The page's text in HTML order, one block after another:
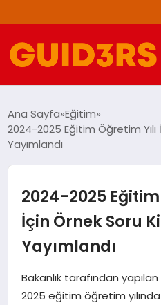
YAŞAM
SPOR
SAĞLIK
EKONOMI
Ana Sayfa Eğitim
2024-2025 Eğitim Öğretim Yılı
Yayımlandı
2024-2025 Eğitim
İçin Örnek Soru
Yayımlandı
Bakanlık tarafından
2025 eğitim öğretim